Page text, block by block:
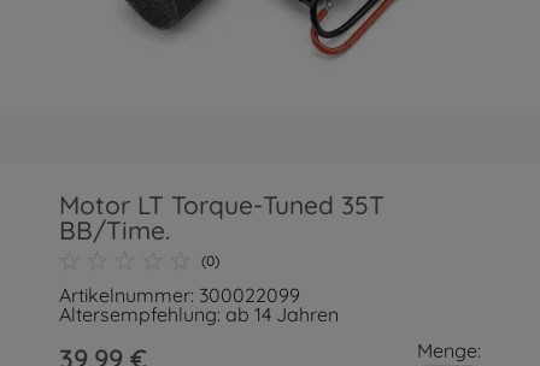
Motor LT Torque-Tuned 35T
BB/Time.
(0)
Artikelnummer: 300022099
Altersempfehlung: ab 14 Jahren
39,99 € Menge: